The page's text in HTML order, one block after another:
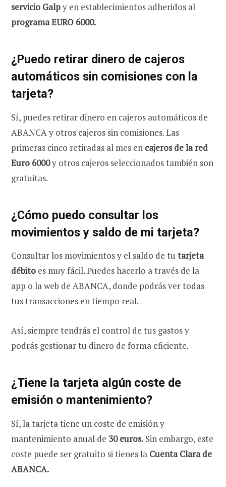
servicio Galpy en establecimientos adheridos al
programa EURO 6000.
¿Puedo retirar dinero de cajeros
automáticos sin comisiones con la
tarjeta?
Sí, puedes retirar dinero en cajeros automáticos de
ABANCA y otros cajeros sin comisiones. Las
primeras cinco retiradas al mes en cajeros de la red
Euro 6000y otros cajeros seleccionados también son
gratuitas.
¿Cómo puedo consultar los
movimientos y saldo de mi tarjeta?
Consultar los movimientos y el saldo de tu tarjeta
débito es muy fácil. Puedes hacerlo a través de la
app o la web de ABANCA, donde podrás ver todas
tus transacciones en tiempo real.
Así, siempre tendrás el control de tus gastos y
podrás gestionar tu dinero de forma eficiente.
¿Tiene la tarjeta algún coste de
emisión o mantenimiento?
Sí, la tarjeta tiene un coste de emisión y
mantenimiento anual de 30 euros. Sin embargo, este
coste puede ser gratuito si tienes la Cuenta Clara de
ABANCA.